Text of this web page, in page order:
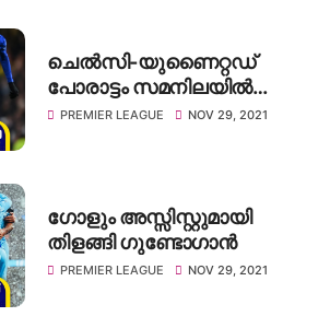
ചെൽസി-യുണൈറ്റഡ്
പോരാട്ടം സമനിലയിൽ
കലാശിച്ചു
PREMIER LEAGUE NOV 29, 2021
ഗോളും അസ്സിസ്റ്റുമായി
തിളങ്ങി ഗുണ്ടോഗാൻ
PREMIER LEAGUE NOV 29, 2021